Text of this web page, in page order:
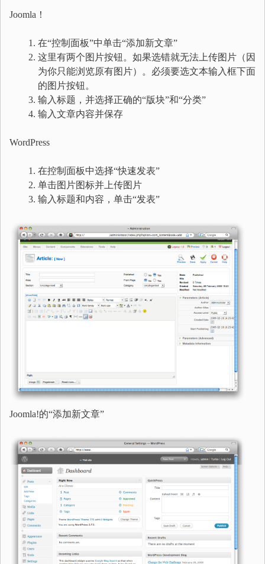
Joomla！
在“控制面板”中单击“添加新文章”
这里有两个图片按钮。如果选错就无法上传图片（因
为你只能浏览原有图片）。必须要选文本输入框下面
的图片按钮。
输入标题，并选择正确的“版块”和“分类”
输入文章内容并保存
WordPress
在控制面板中选择“快速发表”
单击图片图标并上传图片
输入标题和内容，单击“发表”
Joomla!的“添加新文章”